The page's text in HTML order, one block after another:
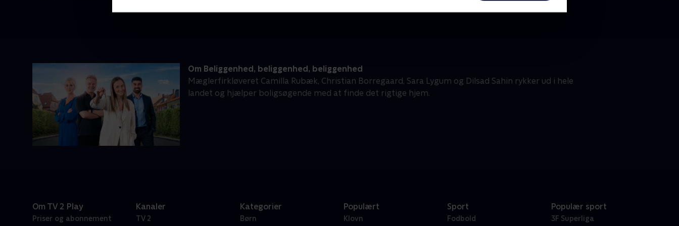
Om Beliggenhed, beliggenhed, beliggenhed
Mæglerfirkløveret Camilla Rubæk, Christian Borregaard, Sara Lygum og Dilsad Sahin rykker ud i hele
landet og hjælper boligsøgende med at finde det rigtige hjem.
Om TV 2 Play
Priser og abonnement
Kanaler
TV 2
Kategorier
Børn
Populært
Klovn
Sport
Fodbold
Populær sport
3F Superliga